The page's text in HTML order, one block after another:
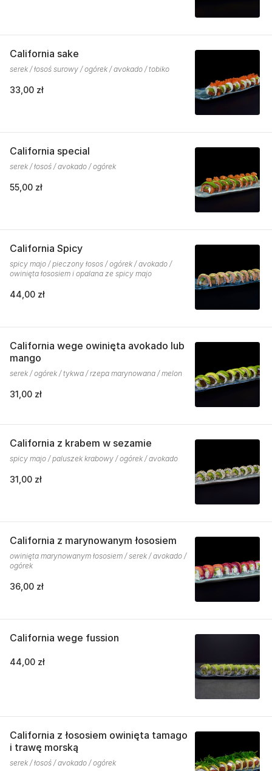
California sake
serek / łosoś surowy / ogórek / avokado / tobiko
33,00 zł
California special
serek / łosoś / avokado / ogórek
55,00 zł
California Spicy
spicy majo / pieczony łosos / ogórek / avokado /
owinięta łososiem i opalana ze spicy majo
44,00 zł
California wege owinięta avokado lub
mango
serek / ogórek / tykwa / rzepa marynowana / melon
31,00 zł
California z krabem w sezamie
spicy majo / paluszek krabowy / ogórek / avokado
31,00 zł
California z marynowanym łososiem
owinięta marynowanym łososiem / serek / avokado /
ogórek
36,00 zł
California wege fussion
44,00 zł
California z łososiem owinięta tamago
i trawę morską
serek / łosoś / avokado / ogórek